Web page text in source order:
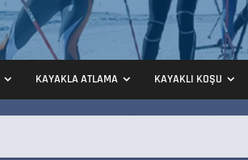
KAYAKLA ATLAMA KAYAKLI KOŞU